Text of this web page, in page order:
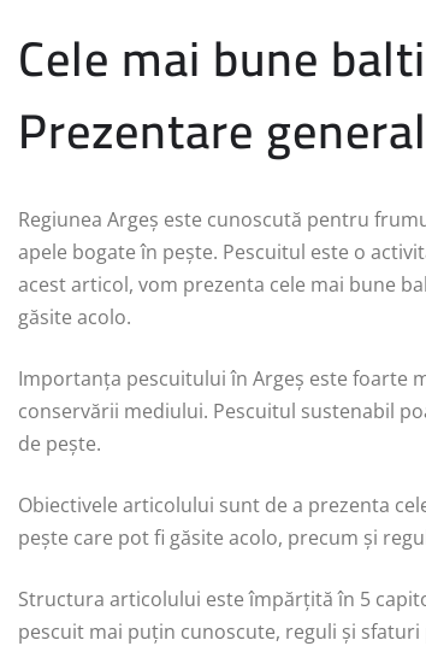
Cele mai bune
Prezentare
Regiunea Argeș este cunoscută pentru
apele bogate în pește. Pescuitul este o
acest articol, vom prezenta cele mai bune
găsite acolo.
Importanța pescuitului în Argeș este foarte
conservării mediului. Pescuitul sustenabil
de pește.
Obiectivele articolului sunt de a prezenta
pește care pot fi găsite acolo, precum și
Structura articolului este împărțită în 5
pescuit mai puțin cunoscute, reguli și